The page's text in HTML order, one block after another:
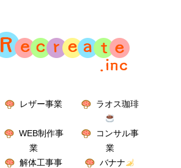
レザー事業 ラオス珈琲
WEB制作事
業
コンサル事
業
解体工事事
バナナ